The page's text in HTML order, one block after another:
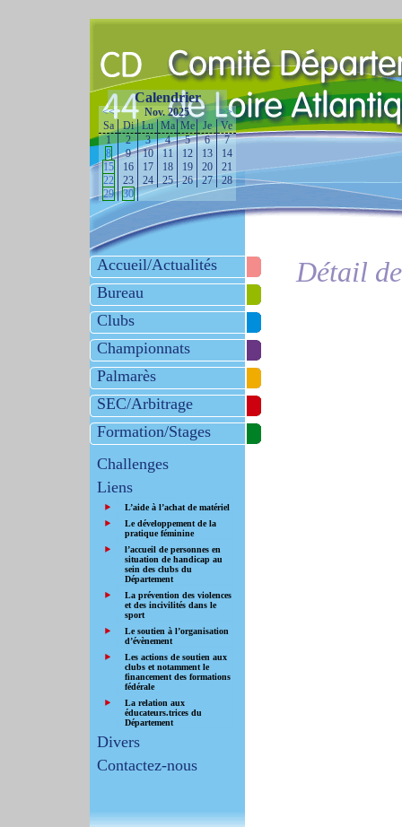
Calendrier
<< Nov. 2025
>>
Sa
Di Lu Ma Me Je
Ve
1
2 3 4 5 6
7
8
9 10 11 12 13
14
15
16 17 18 19 20
21
22
23 24 25 26 27
28
29
30
Accueil/Actualités
Bureau
Clubs
Championnats
Palmarès
SEC/Arbitrage
Formation/Stages
Challenges
Liens
L’aide à l’achat de matériel
Le développement de la
pratique féminine
l’accueil de personnes en
situation de handicap au
sein des clubs du
Département
La prévention des violences
et des incivilités dans le
sport
Le soutien à l’organisation
d’évènement
Les actions de soutien aux
clubs et notamment le
financement des formations
fédérale
La relation aux
éducateurs.trices du
Département
Divers
Contactez-nous
Détail